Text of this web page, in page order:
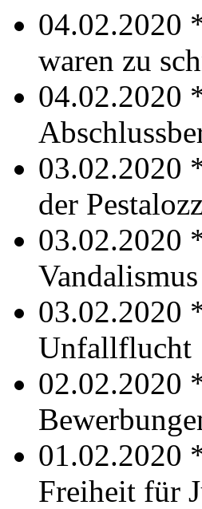
04.02.2020
waren zu
04.02.2020
03.02.2020
der
03.02.2020
Vandalismus
03.02.2020
Unfallflucht
02.02.2020
01.02.2020
Freiheit für